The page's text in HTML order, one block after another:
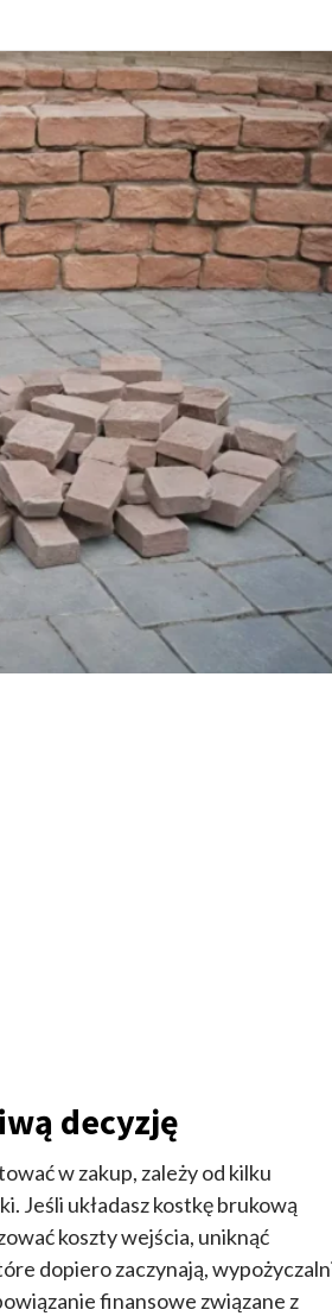
decyzję
w zakup, zależy od kilku
Jeśli układasz kostkę brukową
koszty wejścia, uniknąć
dopiero zaczynają,
finansowe związane z